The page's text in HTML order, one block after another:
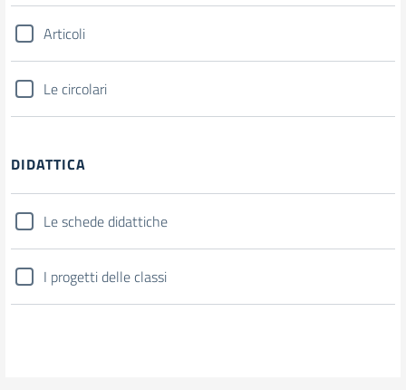
Articoli
Le circolari
DIDATTICA
Le schede didattiche
I progetti delle classi